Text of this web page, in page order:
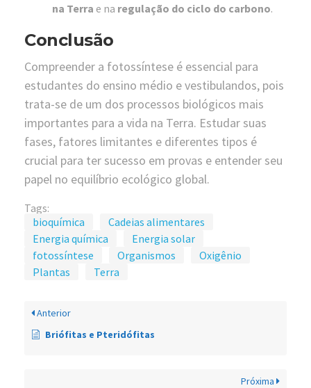
na Terra e na regulação do ciclo do carbono.
Conclusão
Compreender a fotossíntese é essencial para
estudantes do ensino médio e vestibulandos, pois
trata-se de um dos processos biológicos mais
importantes para a vida na Terra. Estudar suas
fases, fatores limitantes e diferentes tipos é
crucial para ter sucesso em provas e entender seu
papel no equilíbrio ecológico global.
Tags:
bioquímica
Cadeias alimentares
Energia química
Energia solar
fotossíntese
Organismos
Oxigênio
Plantas
Terra
Anterior
Briófitas e Pteridófitas
Próxima